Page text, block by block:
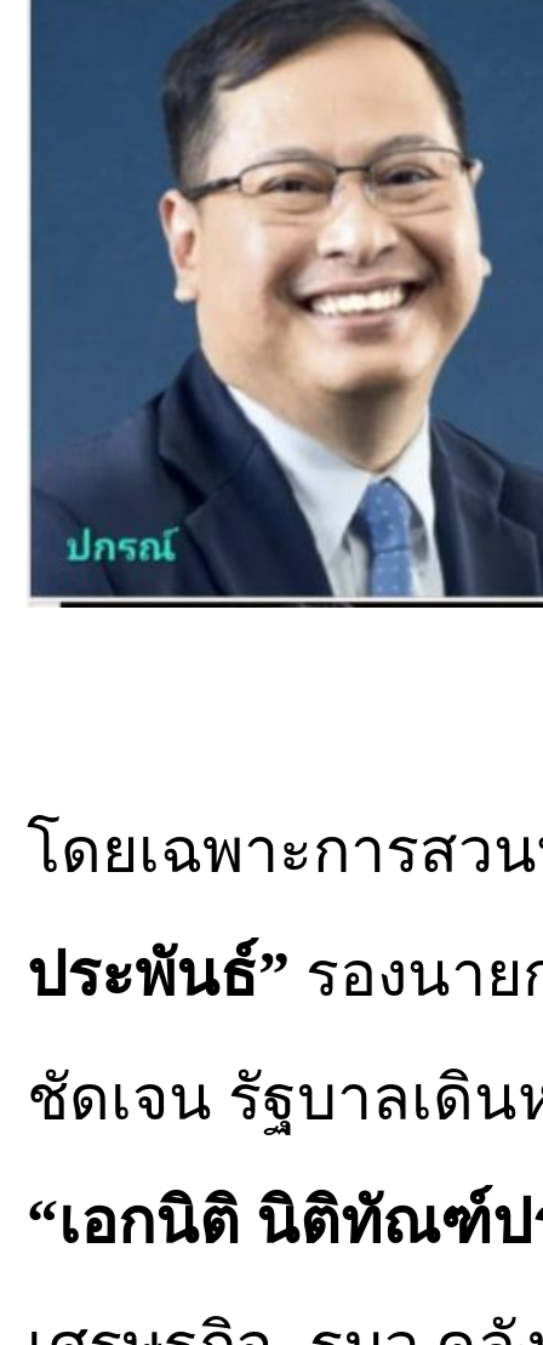
โดยเฉพาะการสว
ประพันธ์” รองนา
ชัดเจน รัฐบาลเดิ
“เอกนิติ นิติทัณฑ์ป